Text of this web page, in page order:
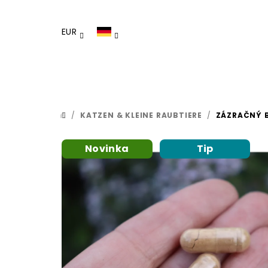
EUR
STARTSEITE
/ KATZEN & KLEINE RAUBTIERE / ZÁZRAČNÝ
Novinka Tip